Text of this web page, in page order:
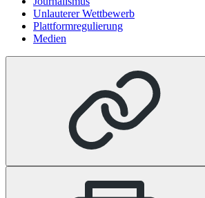
Unlauterer Wettbewerb
Plattformregulierung
Medien